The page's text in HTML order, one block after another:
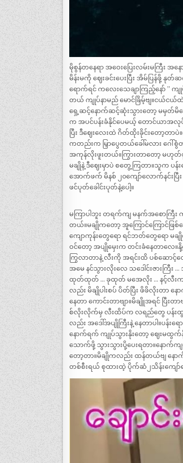
မိုစွန်တနေရာ အဝေးပြေးလမ်းမကြီး
မိန်းမကို ဈေးခင်းပေးပြီး အိမ်ပြန်ဖို့ နု
ရောက်ရင် ကလေးသေချာကြည့်နော် ”
တယ် ကျုပ်နာမည် မောင်ခြိမ့်ဗျ။ငယ်
ရှေ့ဆင့်နောက်ဆင့်ဆုံးသွားတော့ မမှတ်မိတေ
က အပင်ပန်းခံနိုင်ပေမယ့် တောင်ယာအလုပ်
ပြီး ဒီဈေးလေးထဲ ဂိတ်ထိုးခိုင်းတော့တ
ကတည်းက မြှာပွေတယ်ခေါ်မလား ဂေါ်
အကုန်လိုးဖူးတယ်။ကြွားတာတော့ မဟုတ်ဖူ
မချိုနဲ့ ဒီဈေးမှာပဲ စတွေ့ကြတာ။သူက ပန်
အောက်ဖက် မိနစ် ၂၀ကျော်လောက်နင်းပ
ဖင်ပုတ်ခေါင်းပုတ်နဲ့ပေါ့။
မကြာပါဘူး တရက်ကျ မနက်အစောကြီး
တယ်။မချိုကတော့ အူကြောင်ကြောင်ဖြ
ကျောကုန်းတွေရော ရင်ဘတ်တွေရော
ဝင်တော့ အပျိုမှေးက တင်းခံနေတာလေ
ကြွလာတာနဲ့ လီးကို အရင်းထိ ပစ်ဆောင့်တေ
အမေ နင်သွားလိုးလေ သဒေါင်းဇားကြီး …
ထုတ်ထုတ် … ခုထုတ် မအေလိုး … နင့်လီးက
လည်း မိချိုပါးစပ် ပိတ်ပြီး ဖိဖိလိုးတာ
နေတာ ကောင်းတာဗျာ။မိချိူအရင် ပြီ
စ်လိုးလိုက်မှ လီးထိပ်က လရည်တွေ ပန်းထွက်တ
လည်း အဒေါ်အပျိုကြီးနဲ့ နေတာပါ။ပန်း
နောက်ရက် ကျုပ်သွားနိုးတော့ ဈေးမထွ
သောက်ဖို့ သွားသွားပို့ပေးရတာ။နောက်
တော့တာ။မိချိုကလည်း ထန်တယ်ဗျ နောက်
တစ်စီးရယ် စုထားထဲ့ ပိုက်ဆံ၂သိန်းကျော်